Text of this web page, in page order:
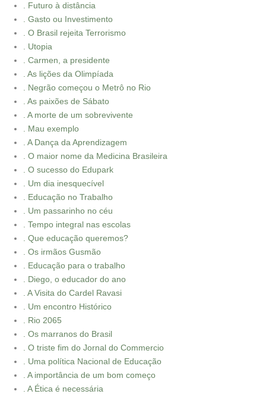
. Futuro à distância
. Gasto ou Investimento
. O Brasil rejeita Terrorismo
. Utopia
. Carmen, a presidente
. As lições da Olimpíada
. Negrão começou o Metrô no Rio
. As paixões de Sábato
. A morte de um sobrevivente
. Mau exemplo
. A Dança da Aprendizagem
. O maior nome da Medicina Brasileira
. O sucesso do Edupark
. Um dia inesquecível
. Educação no Trabalho
. Um passarinho no céu
. Tempo integral nas escolas
. Que educação queremos?
. Os irmãos Gusmão
. Educação para o trabalho
. Diego, o educador do ano
. A Visita do Cardel Ravasi
. Um encontro Histórico
. Rio 2065
. Os marranos do Brasil
. O triste fim do Jornal do Commercio
. Uma política Nacional de Educação
. A importância de um bom começo
. A Ética é necessária